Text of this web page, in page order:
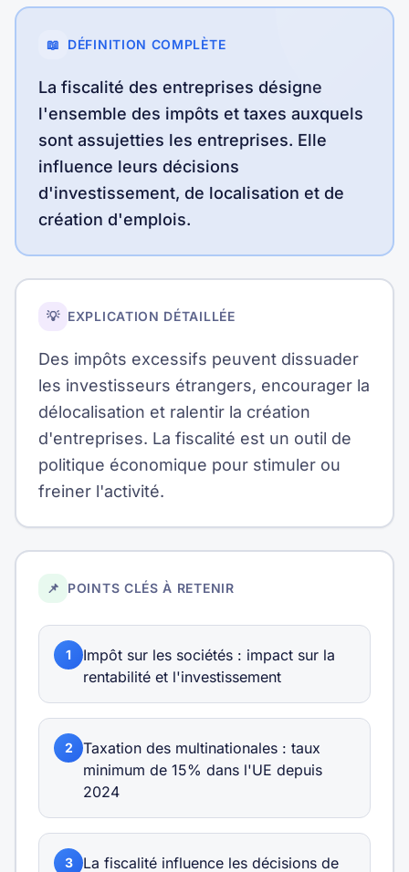
📖 DÉFINITION COMPLÈTE
La fiscalité des entreprises désigne
l'ensemble des impôts et taxes auxquels
sont assujetties les entreprises. Elle
influence leurs décisions
d'investissement, de localisation et de
création d'emplois.
💡 EXPLICATION DÉTAILLÉE
Des impôts excessifs peuvent dissuader
les investisseurs étrangers, encourager la
délocalisation et ralentir la création
d'entreprises. La fiscalité est un outil de
politique économique pour stimuler ou
freiner l'activité.
📌 POINTS CLÉS À RETENIR
1
Impôt sur les sociétés : impact sur la
rentabilité et l'investissement
2
Taxation des multinationales : taux
minimum de 15% dans l'UE depuis
2024
3
La fiscalité influence les décisions de